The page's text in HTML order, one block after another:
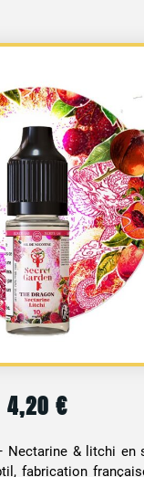
4,20 €
Nectarine & litchi en
fabrication